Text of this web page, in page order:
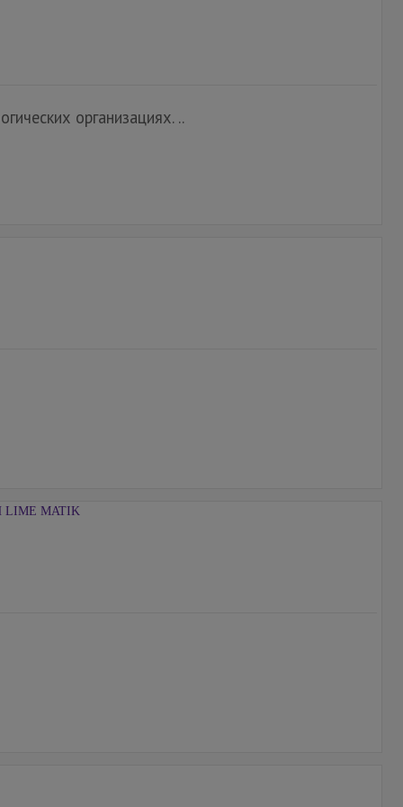
организациях. ..
MATIK